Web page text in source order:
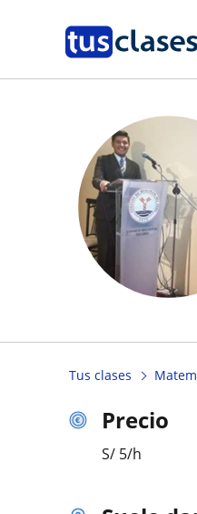
Tus clases
Precio
S/ 5/h